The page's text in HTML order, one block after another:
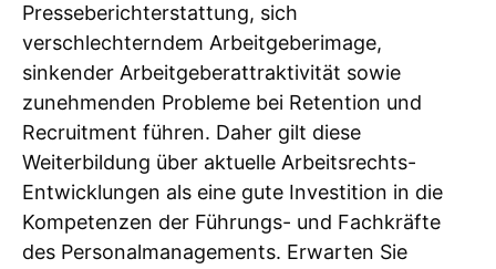
Presseberichterstattung, sich
verschlechterndem Arbeitgeberimage,
sinkender Arbeitgeberattraktivität sowie
zunehmenden Probleme bei Retention und
Recruitment führen. Daher gilt diese
Weiterbildung über aktuelle Arbeitsrechts-
Entwicklungen als eine gute Investition in die
Kompetenzen der Führungs- und Fachkräfte
des Personalmanagements. Erwarten Sie